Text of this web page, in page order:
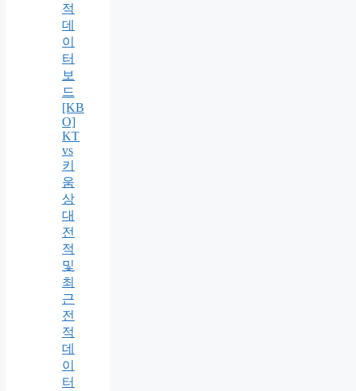
적
데
이
터
보
드
[KB
O]
KT
vs
키
움
상
대
전
적
및
최
근
전
적
데
이
터